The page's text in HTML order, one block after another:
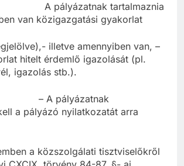
tartalmaznia
van közigazgatási gyakorlat
illetve amennyiben van, –
hitelt érdemlő igazolását (pl.
igazolás stb.).
a pályázó nyilatkozatát arra
a közszolgálati tisztviselőkről